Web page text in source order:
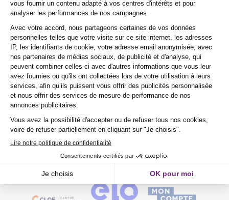
Modalités d’évaluation & validation
ligne sur www.oscar-cel.com
Évaluation des réelles capacités à
communiquer.
Attestation de validation des acquis et du
niveau de langue obtenu
Certification CLOE : durée 45 min – écrit + oral
Résultats traduits en capacités de niveaux A1
(élémentaire) à C2 (expérimenté) selon le Cadre
Européen de Référence pour les langues (CECRL)
Pour toute formation financée par leCPF(Compte
Personnel de Formation) la passation de la